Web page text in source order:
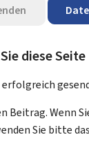
diese Seite
erfolgreich
Beitrag. Wenn
Sie bitte das